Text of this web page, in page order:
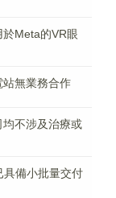
Meta的VR眼
無業務合作
不涉及治療或
具備小批量交付